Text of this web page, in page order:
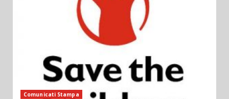
Comunicati Stampa